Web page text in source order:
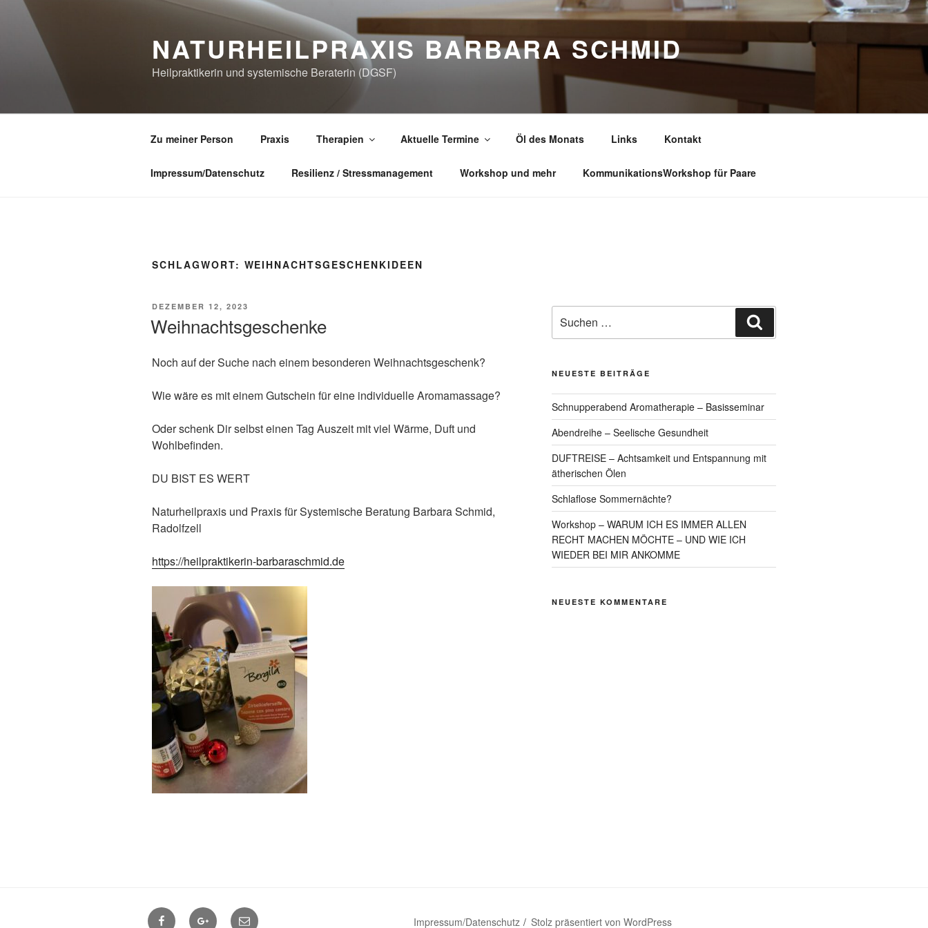
springen
NATURHEILPRAXIS BARBARA SCHMID
Heilpraktikerin und systemische Beraterin (DGSF)
Zu meiner Person Praxis Therapien Aktuelle Termine Öl des Monats Links Kontakt
Impressum/Datenschutz Resilienz / Stressmanagement Workshop und mehr KommunikationsWorkshop für Paare
SCHLAGWORT: WEIHNACHTSGESCHENKIDEEN
VERÖFFENTLICHT
DEZEMBER 12, 2023
Weihnachtsgeschenke
Noch auf der Suche nach einem besonderen Weihnachtsgeschenk?
Wie wäre es mit einem Gutschein für eine individuelle Aromamassage?
Oder schenk Dir selbst einen Tag Auszeit mit viel Wärme, Duft und
Wohlbefinden.
DU BIST ES WERT
Naturheilpraxis und Praxis für Systemische Beratung Barbara Schmid,
Radolfzell
https://heilpraktikerin-barbaraschmid.de
nach:
NEUESTE BEITRÄGE
Schnupperabend Aromatherapie – Basisseminar
Abendreihe – Seelische Gesundheit
DUFTREISE – Achtsamkeit und Entspannung mit
ätherischen Ölen
Schlaflose Sommernächte?
Workshop – WARUM ICH ES IMMER ALLEN
RECHT MACHEN MÖCHTE – UND WIE ICH
WIEDER BEI MIR ANKOMME
NEUESTE KOMMENTARE
FacebookGoogle+Contact
Impressum/Datenschutz Stolz präsentiert von WordPress